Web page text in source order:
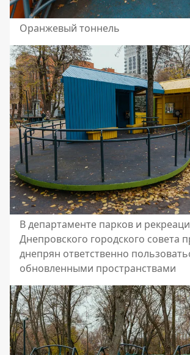
Оранжевый тоннель
В департаменте парков и
Днепровского городского совета
днепрян ответственно
обновленными пространствами